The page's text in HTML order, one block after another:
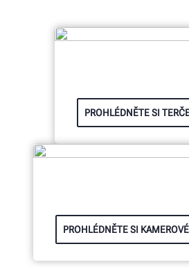
PROHLÉDNĚTE SI
PROHLÉDNĚTE SI